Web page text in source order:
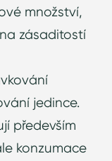
množství,
zásaditostí
jedince.
především
konzumace